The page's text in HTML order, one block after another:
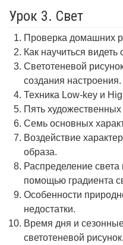
Урок 3. Свет
Проверка домашних
Как научиться видеть
Светотеневой
создания настроения.
Техника Low-key и
Пять художественных
Семь основных
Воздействие
образа.
Распределение
помощью градиента
Особенности
недостатки.
Время дня и
светотеневой рисунок.